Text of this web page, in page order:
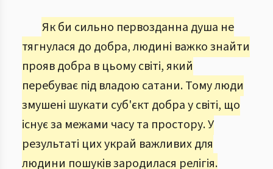
Як би сильно первозданна душа не
тягнулася до добра, людині важко знайти
прояв добра в цьому світі, який
перебуває під владою сатани. Тому люди
змушені шукати суб'єкт добра у світі, що
існує за межами часу та простору. У
результаті цих украй важливих для
людини пошуків зародилася релігія.